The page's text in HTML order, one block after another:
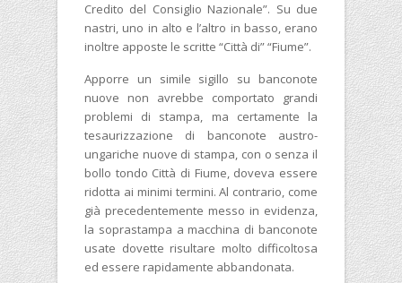
Credito del Consiglio Nazionale”. Su due
nastri, uno in alto e l’altro in basso, erano
inoltre apposte le scritte “Città di” “Fiume”.
Apporre un simile sigillo su banconote
nuove non avrebbe comportato grandi
problemi di stampa, ma certamente la
tesaurizzazione di banconote austro-
ungariche nuove di stampa, con o senza il
bollo tondo Città di Fiume, doveva essere
ridotta ai minimi termini. Al contrario, come
già precedentemente messo in evidenza,
la soprastampa a macchina di banconote
usate dovette risultare molto difficoltosa
ed essere rapidamente abbandonata.